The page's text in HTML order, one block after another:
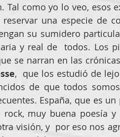
Tal como yo lo veo, esos
reservar una especie de
su sumidero
y real de  todos. Los
se narran en las
,  que los estudió de
de que todos
España, que es
rock, muy buena poesía
visión, y  por eso nos